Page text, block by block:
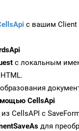
с вашим Client
с локальным
CellsApi
из CellsAPI с
для